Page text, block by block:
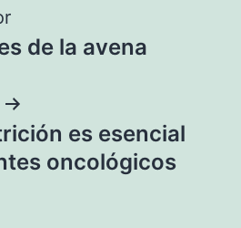
de la avena
es esencial
oncológicos